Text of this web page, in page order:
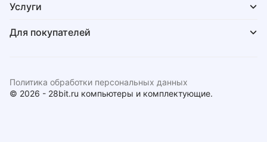
Услуги
Для покупателей
© 2026 - 28bit.ru компьютеры и комплектующие.
Политика обработки персональных данных